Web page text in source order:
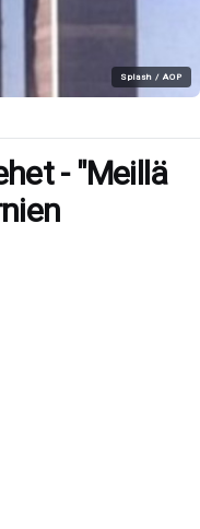
Splash / AOP
- "Meillä